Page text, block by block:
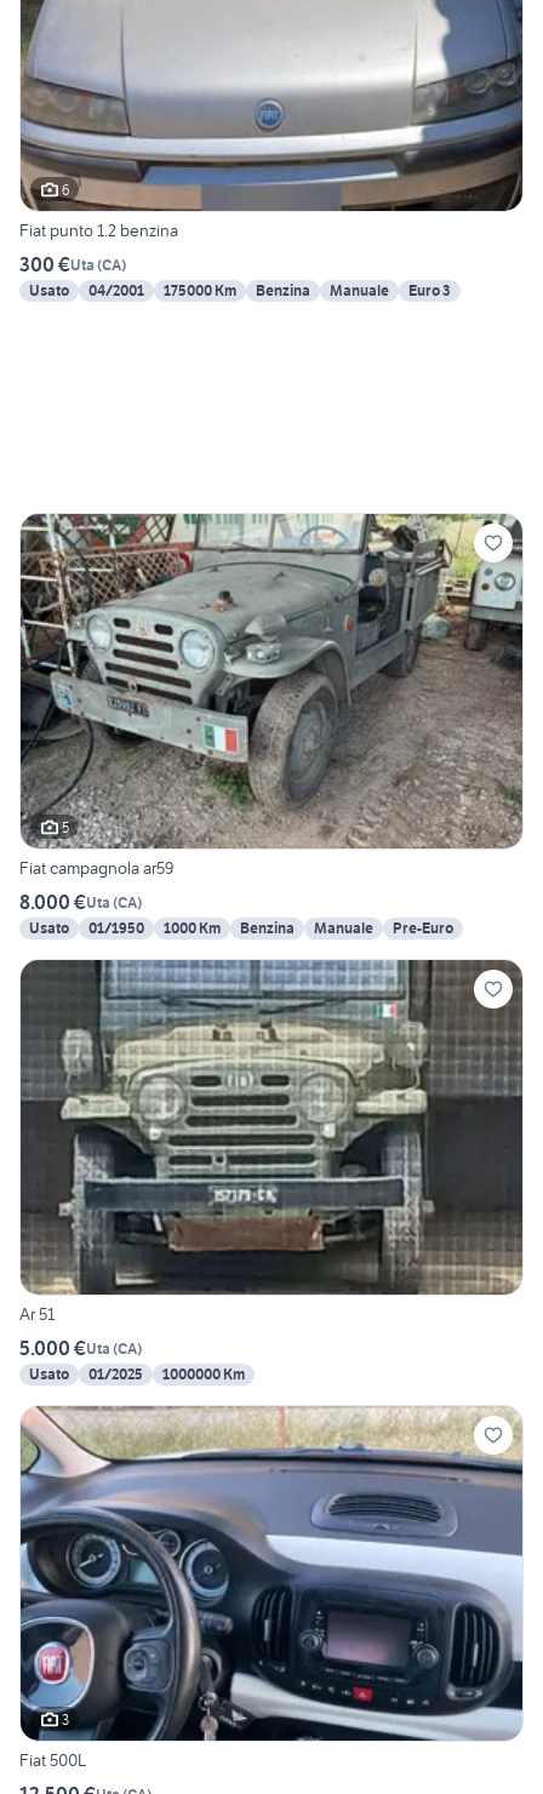
6
Fiat punto 1.2 benzina
300 €Uta (CA)
Usato
04/2001 175000 Km Benzina Manuale Euro 3
5
Fiat campagnola ar59
8.000 €Uta (CA)
Usato
01/1950 1000 Km Benzina Manuale Pre-Euro
Ar 51
5.000 €Uta (CA)
Usato
01/2025 1000000 Km
3
Fiat 500L